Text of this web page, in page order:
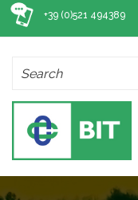
+39 (0)521 494389